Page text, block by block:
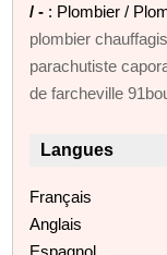
/ - : Plombier /
plombier
parachutiste
de farcheville
Langues
Français
Anglais
Espagnol